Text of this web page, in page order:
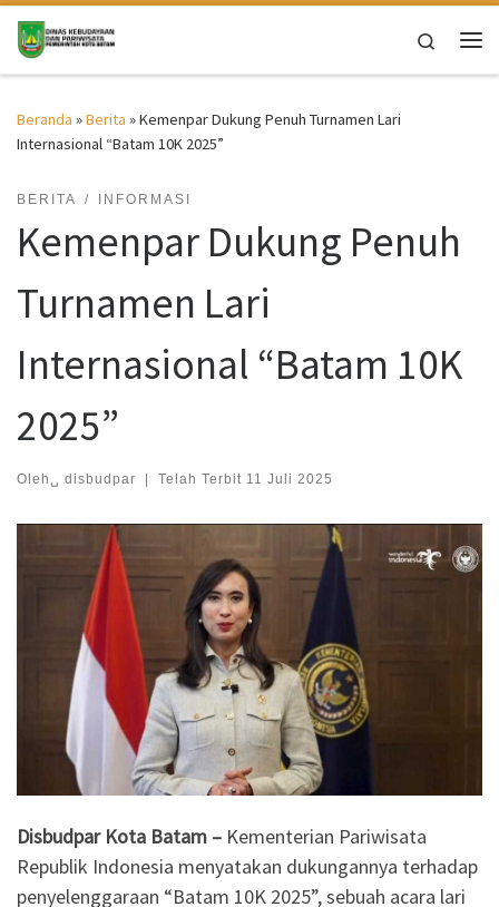
Skip to content
Search
Beranda »Berita »Kemenpar Dukung Penuh Turnamen Lari
Internasional “Batam 10K 2025”
BERITA INFORMASI
Kemenpar Dukung Penuh
Turnamen Lari
Internasional “Batam 10K
2025”
Oleh␣ disbudpar | Telah Terbit 11 Juli 2025
Disbudpar Kota Batam – Kementerian Pariwisata
Republik Indonesia menyatakan dukungannya terhadap
penyelenggaraan “Batam 10K 2025”, sebuah acara lari